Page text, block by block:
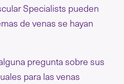
Specialists pueden
de venas se hayan
pregunta sobre sus
para las venas